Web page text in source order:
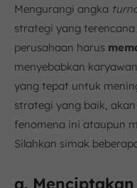
Mengurangi angka
strategi yang
perusahaan harus
menyebabkan
yang tepat untuk
strategi yang baik,
fenomena ini ataupun
Silahkan simak
a.